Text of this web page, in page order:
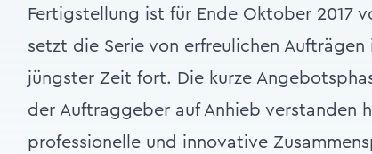
Fertigstellung ist für Ende Oktober 2017
setzt die Serie von erfreulichen
jüngster Zeit fort. Die kurze
der Auftraggeber auf Anhieb verstanden
professionelle und innovative